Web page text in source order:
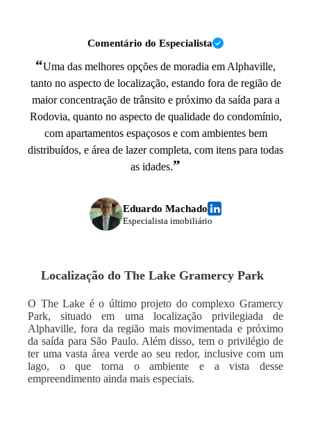
Comentário do Especialista
“Uma das melhores opções de moradia em Alphaville,
tanto no aspecto de localização, estando fora de região de
maior concentração de trânsito e próximo da saída para a
Rodovia, quanto no aspecto de qualidade do condomínio,
com apartamentos espaçosos e com ambientes bem
distribuídos, e área de lazer completa, com itens para todas
as idades.”
Eduardo Machado
Especialista imobiliário
Localização do The Lake Gramercy Park
O The Lake é o último projeto do complexo Gramercy
Park, situado em uma localização privilegiada de
Alphaville, fora da região mais movimentada e próximo
da saída para São Paulo. Além disso, tem o privilégio de
ter uma vasta área verde ao seu redor, inclusive com um
lago, o que torna o ambiente e a vista desse
empreendimento ainda mais especiais.